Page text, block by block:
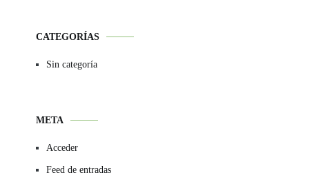
CATEGORÍAS
Sin categoría
META
Acceder
Feed de entradas